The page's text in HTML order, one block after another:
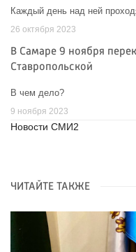
Каждый день над ней
26 октября 2023
В Самаре 9 ноября
Ставропольской
В чем дело?
9 ноября 2023
Новости СМИ2
ЧИТАЙТЕ ТАКЖЕ